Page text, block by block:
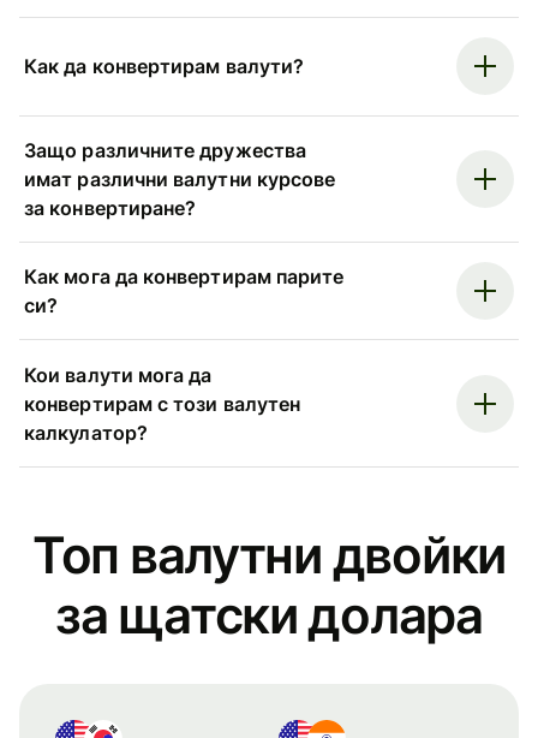
Как да конвертирам валути?
Защо различните дружества
имат различни валутни курсове
за конвертиране?
Как мога да конвертирам парите
си?
Кои валути мога да
конвертирам с този валутен
калкулатор?
Топ валутни двойки
за щатски долара